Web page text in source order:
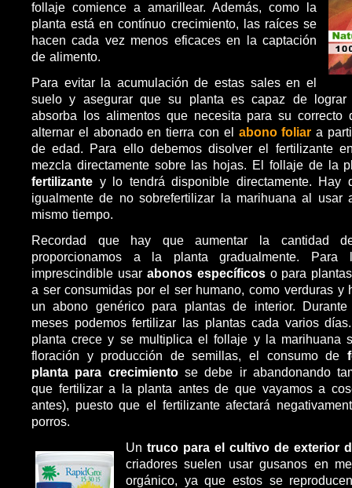
follaje comience a amarillear. Además, como la
planta está en contínuo crecimiento, las raíces se
hacen cada vez menos eficaces en la captación
de alimento.
Para evitar la acumulación de estas sales en el
suelo y asegurar que su planta es capaz de lograr
absorba los alimentos que necesita para su correcto
alternar el abonado en tierra con el abono foliar a
de edad. Para ello debemos disolver el fertilizante
mezcla directamente sobre las hojas. El follaje de la
fertilizante y lo tendrá disponible directamente. Hay
igualmente de no sobrefertilizar la marihuana al usar
mismo tiempo.
Recordad que hay que aumentar la cantidad
proporcionamos a la planta gradualmente. Para
imprescindible usar abonos específicoso para
a ser consumidas por el ser humano, como verduras y
un abono genérico para plantas de interior.
meses podemos fertilizar las plantas cada varios
planta crece y se multiplica el follaje y la marihuana
floración y producción de semillas, el consumo de
planta para crecimientose debe ir abandonando
que fertilizar a la planta antes de que vayamos a
antes), puesto que el fertilizante afectará
porros.
Un truco para el cultivo de exterior
criadores suelen usar gusanos en
orgánico, ya que estos se